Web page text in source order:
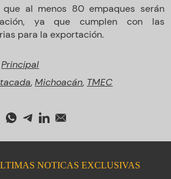
que al menos 80 empaques serán
ya que cumplen con las
para la exportación.
Principal
,Michoacán, TMEC
NOTICAS EXCLUSIVAS